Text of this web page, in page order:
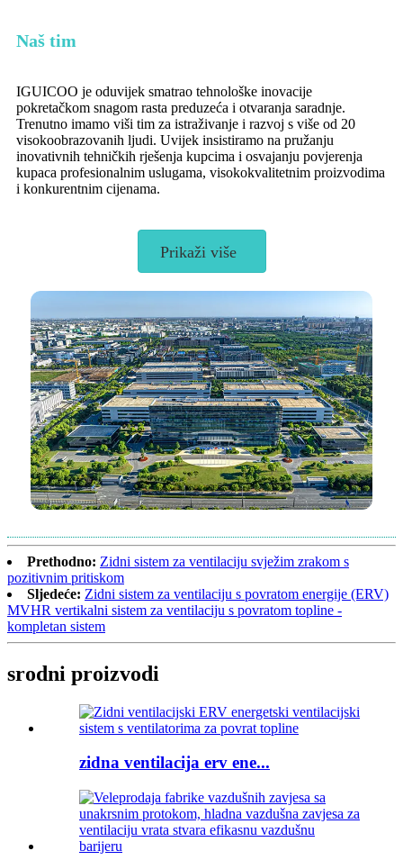
Naš tim
IGUICOO je oduvijek smatrao tehnološke inovacije
pokretačkom snagom rasta preduzeća i otvaranja saradnje.
Trenutno imamo viši tim za istraživanje i razvoj s više od 20
visokoobrazovanih ljudi. Uvijek insistiramo na pružanju
inovativnih tehničkih rješenja kupcima i osvajanju povjerenja
kupaca profesionalnim uslugama, visokokvalitetnim proizvodima
i konkurentnim cijenama.
Prikaži više
Prethodno: Zidni sistem za ventilaciju svježim zrakom s
pozitivnim pritiskom
Sljedeće: Zidni sistem za ventilaciju s povratom energije (ERV)
MVHR vertikalni sistem za ventilaciju s povratom topline -
kompletan sistem
srodni proizvodi
zidna ventilacija erv ene...